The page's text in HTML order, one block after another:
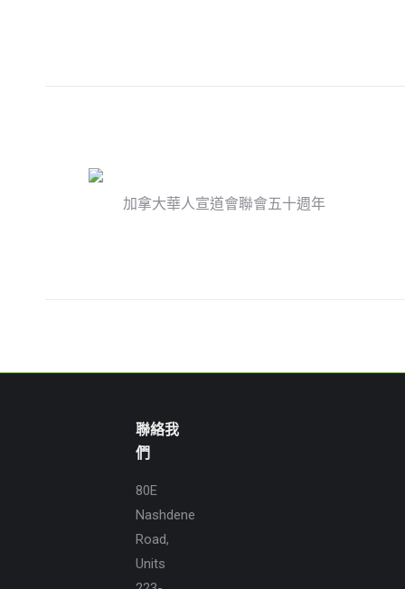
加拿大華人宣道會聯會五十週年
聯絡我
們
80E
Nashdene
Road,
Units